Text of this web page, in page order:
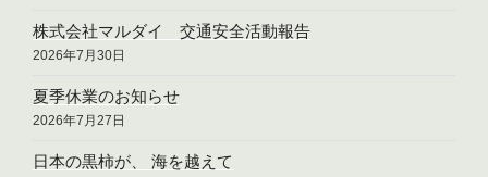
株式会社マルダイ 交通安全活動報告
2026年7月30日
夏季休業のお知らせ
2026年7月27日
日本の黒柿が、 海を越えて